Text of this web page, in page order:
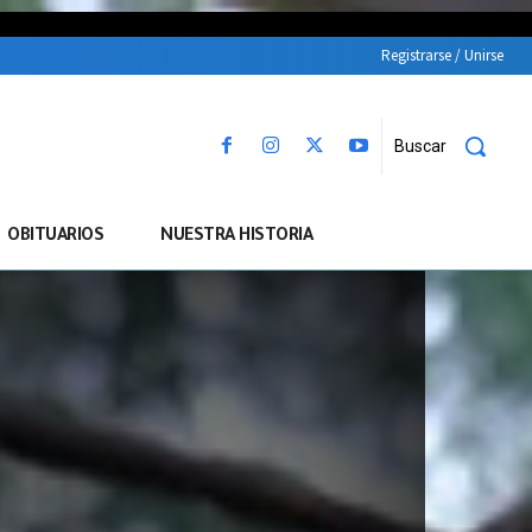
Registrarse / Unirse
Buscar
OBITUARIOS NUESTRA HISTORIA